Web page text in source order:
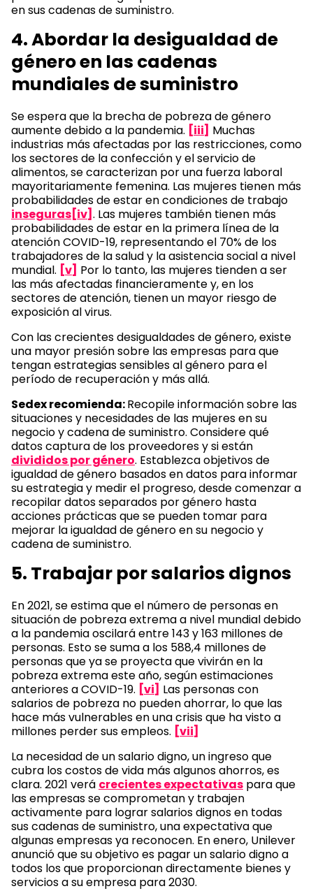
en sus cadenas de suministro.
4. Abordar la desigualdad de
género en las cadenas
mundiales de suministro
Se espera que la brecha de pobreza de género
aumente debido a la pandemia. [iii] Muchas
industrias más afectadas por las restricciones, como
los sectores de la confección y el servicio de
alimentos, se caracterizan por una fuerza laboral
mayoritariamente femenina. Las mujeres tienen más
probabilidades de estar en condiciones de trabajo
inseguras[iv] . Las mujeres también tienen más
probabilidades de estar en la primera línea de la
atención COVID-19, representando el 70% de los
trabajadores de la salud y la asistencia social a nivel
mundial. [v] Por lo tanto, las mujeres tienden a ser
las más afectadas financieramente y, en los
sectores de atención, tienen un mayor riesgo de
exposición al virus.
Con las crecientes desigualdades de género, existe
una mayor presión sobre las empresas para que
tengan estrategias sensibles al género para el
período de recuperación y más allá.
Sedex recomienda:Recopile información sobre las
situaciones y necesidades de las mujeres en su
negocio y cadena de suministro. Considere qué
datos captura de los proveedores y si están
divididos por género. Establezca objetivos de
igualdad de género basados en datos para informar
su estrategia y medir el progreso, desde comenzar a
recopilar datos separados por género hasta
acciones prácticas que se pueden tomar para
mejorar la igualdad de género en su negocio y
cadena de suministro.
5. Trabajar por salarios dignos
En 2021, se estima que el número de personas en
situación de pobreza extrema a nivel mundial debido
a la pandemia oscilará entre 143 y 163 millones de
personas. Esto se suma a los 588,4 millones de
personas que ya se proyecta que vivirán en la
pobreza extrema este año, según estimaciones
anteriores a COVID-19. [vi] Las personas con
salarios de pobreza no pueden ahorrar, lo que las
hace más vulnerables en una crisis que ha visto a
millones perder sus empleos. [vii]
La necesidad de un salario digno, un ingreso que
cubra los costos de vida más algunos ahorros, es
clara. 2021 verá crecientes expectativas para que
las empresas se comprometan y trabajen
activamente para lograr salarios dignos en todas
sus cadenas de suministro, una expectativa que
algunas empresas ya reconocen. En enero, Unilever
anunció que su objetivo es pagar un salario digno a
todos los que proporcionan directamente bienes y
servicios a su empresa para 2030.